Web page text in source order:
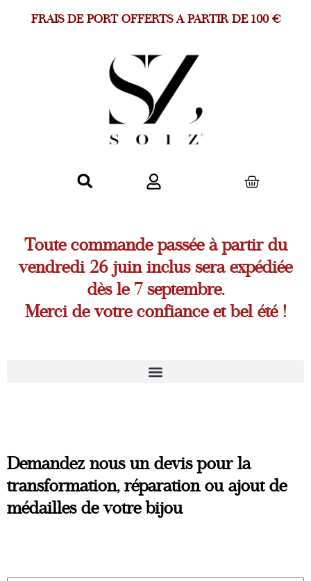
FRAIS DE PORT OFFERTS A PARTIR DE 100 €
Toute commande passée à partir du
vendredi 26 juin inclus sera expédiée
dès le 7 septembre.
Merci de votre confiance et bel été !
Demandez nous un devis pour la
transformation, réparation ou ajout de
médailles de votre bijou